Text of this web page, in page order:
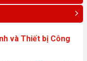
và Thiết bị Công